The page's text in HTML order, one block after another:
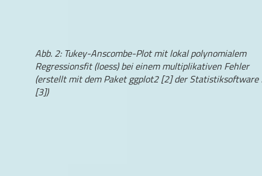
Abb. 2: Tukey-Anscombe-Plot mit lokal polynomialem
Regressionsfit (loess) bei einem multiplikativen Fehler
(erstellt mit dem Paket ggplot2 [2] der Statistiksoftware
[3])